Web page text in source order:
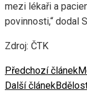
mezi lékaři a
povinnosti,“ dodal
Zdroj: ČTK
Předchozí článek
Další článek